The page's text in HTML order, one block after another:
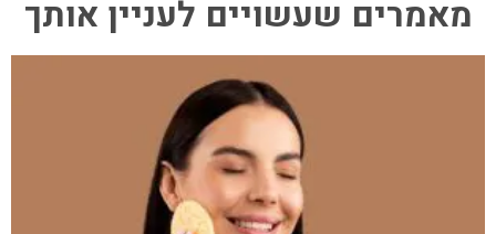
מאמרים שעשויים לעניין אותך